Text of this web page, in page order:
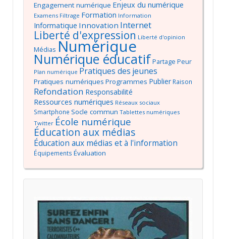
Engagement numérique Enjeux du numérique
Examens Filtrage Formation Information
Informatique Innovation Internet
Liberté d'expression Liberté d'opinion
Médias Numérique
Numérique éducatifPartage Peur
Plan numérique Pratiques des jeunes
Pratiques numériques Programmes Publier Raison
Refondation Responsabilité
Ressources numériques Réseaux sociaux
Smartphone Socle commun Tablettes numériques
Twitter École numérique
Éducation aux médias
Éducation aux médias et à l'information
Équipements Évaluation